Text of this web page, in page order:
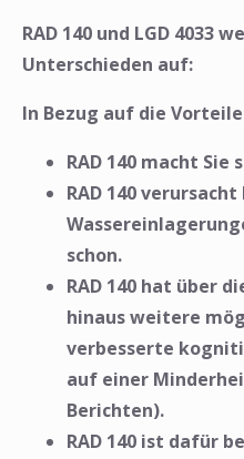
RAD 140 und LGD 4033
Unterschieden auf:
In Bezug auf die
RAD 140 macht Sie
RAD 140
schon.
RAD 140 hat über
hinaus weitere
verbesserte
auf einer
Berichten).
RAD 140 ist dafür